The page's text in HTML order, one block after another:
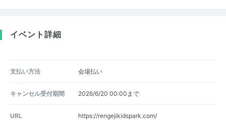
イベント詳細
支払い方法 会場払い
キャンセル受付期間 2026/6/20 00:00まで
URL https://rengejikidspark.com/